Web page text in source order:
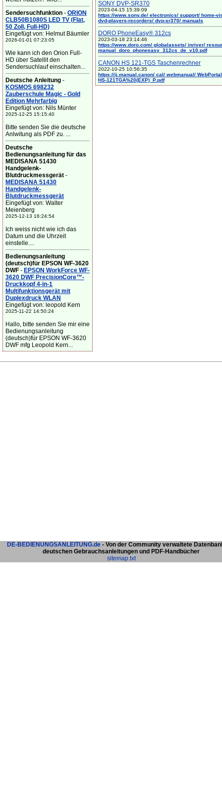
Sendersuchfunktion - ORION
CLB50B1080S LED TV (Flat,
50 Zoll, Full-HD)
Eingefügt von: Helmut Bäumler
2026-01-01 07:23:05
Wie kann ich den Orion Full-
HD über Satellit den
Sendersuchlauf einschalten...
Deutsche Anleitung -
KOSMOS 698232
Zauberschule Magic - Gold
Edition Mehrfarbig
Eingefügt von: Nils Münter
2025-12-25 15:15:40
Bitte senden Sie die deutsche
Anlwitung als PDF zu. ...
Deutsche
Bedienungsanleitung für das
MEDISANA 51430
Handgelenk-
Blutdruckmessgerät -
MEDISANA 51430
Handgelenk-
Blutdruckmessgerät
Eingefügt von: Walter
Meienberg
2025-12-13 16:24:54
Ich weiss nicht wie ich das
Datum und die Uhrzeit
einstelle....
Bedienungsanleitung
(deutsch)für EPSON WF-3620
DWF - EPSON WorkForce WF-
3620 DWF PrecisionCore™-
Druckkopf 4-in-1
Multifunktionsgerät mit
Duplexdruck WLAN
Eingefügt von: leopold Kern
2025-11-22 14:50:24
Hallo, bitte senden Sie mir eine
Bedienungsanleitung
(deutsch)für EPSON WF-3620
DWF mfg Leopold Kern...
SONY DVP-SR370
2023-04-15 15:39:09
https://www.sony.de/ electronics/ support/ home-
dvd-players-recorders/ dvp-sr370/ manuals
DORO PhoneEasy® 312cs
2023-03-18 23:14:46
https://www.doro.com/ globalassets/ inriver/
manual_doro_phoneeasy_312cs_de_v10.pdf
CANON HS 121-TGS Taschenrechner
2022-10-25 10:56:35
https://ij.manual.canon/ cal/ webmanual/
HS-121TGA%20(EXP)_P.pdf
DE-BEDIENUNGSANLEITUNG.de - Von der Community verwaltete
deutschen Gebrauchsanleitungen und PDF-Handbücher
sitemap.txt